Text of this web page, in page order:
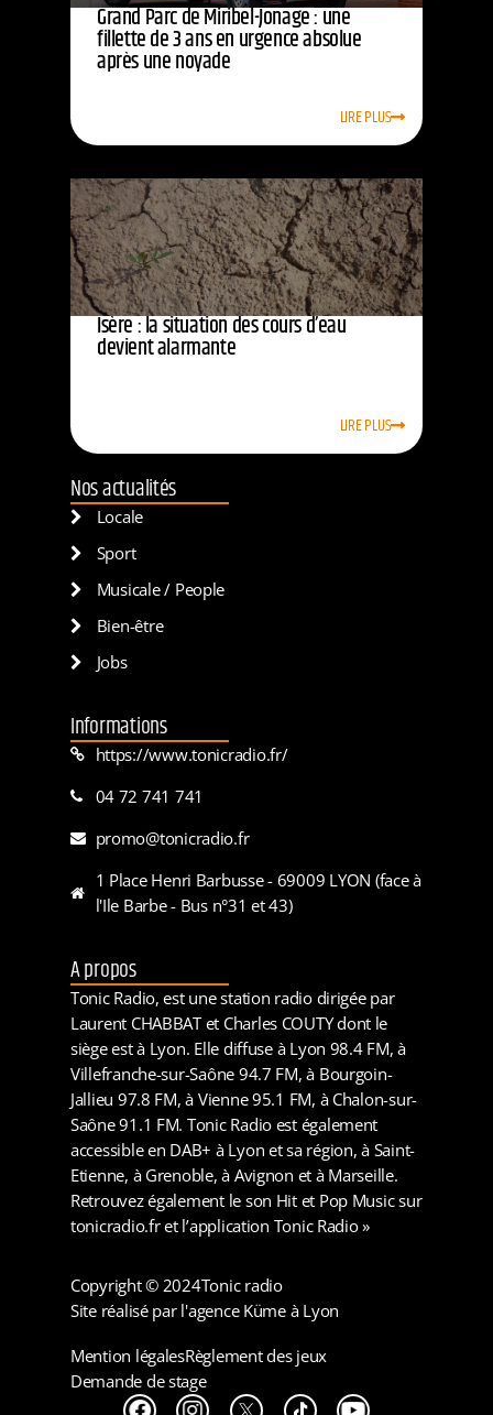
Grand Parc de Miribel-Jonage : une
fillette de 3 ans en urgence absolue
après une noyade
LIRE PLUS
Isère : la situation des cours d’eau
devient alarmante
LIRE PLUS
Nos actualités
Locale
Sport
Musicale / People
Bien-être
Jobs
Informations
https://www.tonicradio.fr/
04 72 741 741
promo@tonicradio.fr
1 Place Henri Barbusse - 69009 LYON (face à
l'Ile Barbe - Bus n°31 et 43)
A propos
Tonic Radio, est une station radio dirigée par
Laurent CHABBAT et Charles COUTY dont le
siège est à Lyon. Elle diffuse à Lyon 98.4 FM, à
Villefranche-sur-Saône 94.7 FM, à Bourgoin-
Jallieu 97.8 FM, à Vienne 95.1 FM, à Chalon-sur-
Saône 91.1 FM. Tonic Radio est également
accessible en DAB+ à Lyon et sa région, à Saint-
Etienne, à Grenoble, à Avignon et à Marseille.
Retrouvez également le son Hit et Pop Music sur
tonicradio.fr et l’application Tonic Radio »
Copyright © 2024Tonic radio
Site réalisé par l'agence Küme à Lyon
Mention légalesRèglement des jeux
Demande de stage